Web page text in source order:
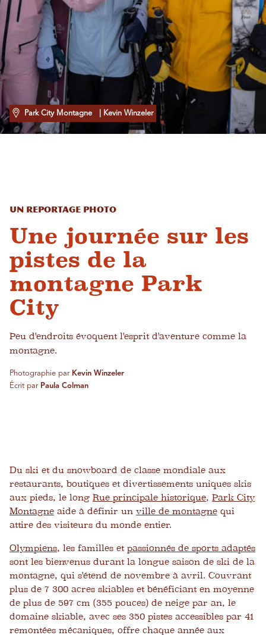
Park City Montagne | Kevin Winzeler
Un reportage photo
Une journée sur les
pistes de la
montagne Park
City
Peu d'endroits évoquent l'esprit d'aventure comme la
montagne.
Photographie par Kevin Winzeler
Écrit par Paula Colman
Du ski et du snowboard de classe mondiale aux
restaurants, boutiques et divertissements uniques skis
aux pieds, le long Rue principale historique, Park City
Montagne aide à définir un ville de montagne qui
attire des visiteurs du monde entier.
Olympiens, les familles et passionnés de sports adaptés
sont les bienvenus durant la longue saison de ski de la
montagne, qui s'étend de novembre à avril. Couvrant
plus de 7 300 acres skiables et bénéficiant en moyenne
de plus de 597 cm (355 pouces) de neige par an, le
domaine skiable, avec ses 350 pistes accessibles par 41
remontées mécaniques, offre chaque année aux